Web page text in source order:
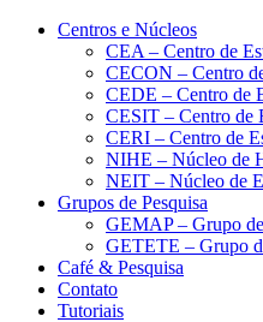
Conteúdo principal Menu principal
Centros e Núcleos
CEA – Centro de
CECON – Centro
CEDE – Centro de
CESIT – Centro de
CERI – Centro de
NIHE – Núcleo de
NEIT – Núcleo de
Grupos de Pesquisa
GEMAP – Grupo
GETETE – Grupo
Café & Pesquisa
Contato
Tutoriais